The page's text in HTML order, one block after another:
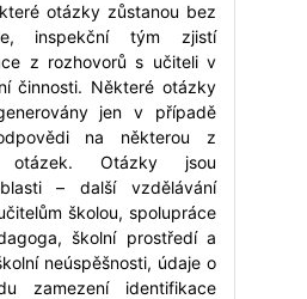
otázky zůstanou bez
inspekční tým zjistí
z rozhovorů s učiteli v
činnosti. Některé otázky
jen v případě
na některou z
otázek. Otázky jsou
– další vzdělávání
školou, spolupráce
školní prostředí a
neúspěšnosti, údaje o
zamezení identifikace